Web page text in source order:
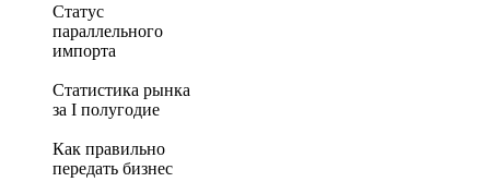
Статус
параллельного
импорта
Статистика рынка
за I полугодие
Как правильно
передать бизнес